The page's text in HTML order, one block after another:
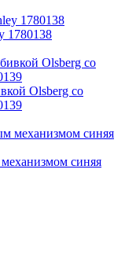
1780138
Olsberg со
синяя